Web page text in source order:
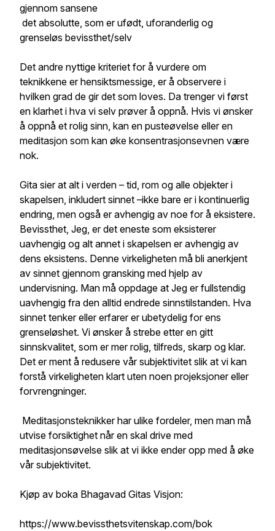
gjennom sansene
det absolutte, som er ufødt, uforanderlig og
grenseløs bevissthet/selv
Det andre nyttige kriteriet for å vurdere om
teknikkene er hensiktsmessige, er å observere i
hvilken grad de gir det som loves. Da trenger vi først
en klarhet i hva vi selv prøver å oppnå. Hvis vi ønsker
å oppnå et rolig sinn, kan en pusteøvelse eller en
meditasjon som kan øke konsentrasjonsevnen være
nok.
Gita sier at alt i verden – tid, rom og alle objekter i
skapelsen, inkludert sinnet –ikke bare er i kontinuerlig
endring, men også er avhengig av noe for å eksistere.
Bevissthet, Jeg, er det eneste som eksisterer
uavhengig og alt annet i skapelsen er avhengig av
dens eksistens. Denne virkeligheten må bli anerkjent
av sinnet gjennom gransking med hjelp av
undervisning. Man må oppdage at Jeg er fullstendig
uavhengig fra den alltid endrede sinnstilstanden. Hva
sinnet tenker eller erfarer er ubetydelig for ens
grenseløshet. Vi ønsker å strebe etter en gitt
sinnskvalitet, som er mer rolig, tilfreds, skarp og klar.
Det er ment å redusere vår subjektivitet slik at vi kan
forstå virkeligheten klart uten noen projeksjoner eller
forvrengninger.
Meditasjonsteknikker har ulike fordeler, men man må
utvise forsiktighet når en skal drive med
meditasjonsøvelse slik at vi ikke ender opp med å øke
vår subjektivitet.
Kjøp av boka Bhagavad Gitas Visjon:
https://www.bevissthetsvitenskap.com/bok